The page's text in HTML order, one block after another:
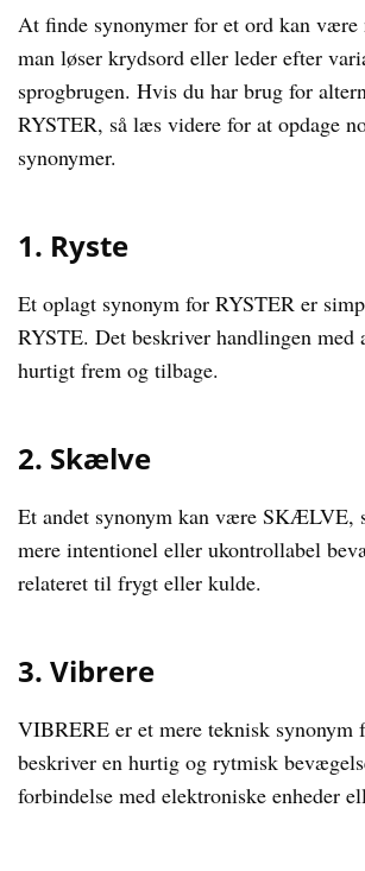
At finde synonymer for et ord kan
man løser krydsord eller leder efter
sprogbrugen. Hvis du har brug for
RYSTER, så læs videre for at opdage
synonymer.
1. Ryste
Et oplagt synonym for RYSTER er
RYSTE. Det beskriver handlingen med
hurtigt frem og tilbage.
2. Skælve
Et andet synonym kan være SKÆLVE,
mere intentionel eller ukontrollabel
relateret til frygt eller kulde.
3. Vibrere
VIBRERE er et mere teknisk synonym
beskriver en hurtig og rytmisk
forbindelse med elektroniske enheder